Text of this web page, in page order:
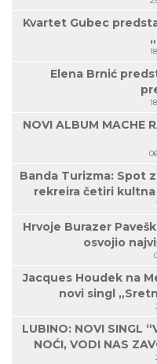
Kvartet Gubec
Elena Brnić
NOVI ALBUM MACHE
Banda Turizma: Spot
rekreira četiri
Hrvoje Burazer
osvojio
Jacques Houdek na
novi singl
LUBINO: NOVI SINGL
NOĆI, VODI NAS